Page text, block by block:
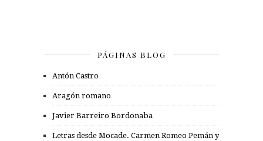
PÁGINAS BLOG
Antón Castro
Aragón romano
Javier Barreiro Bordonaba
Letras desde Mocade. Carmen Romeo Pemán y